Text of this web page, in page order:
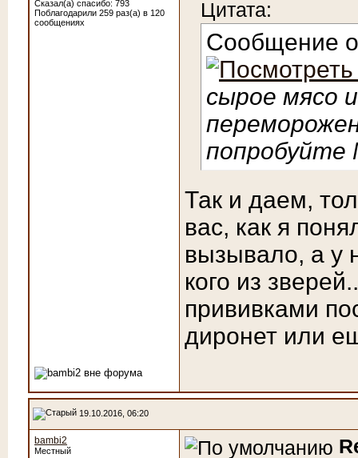
Сказал(а) спасибо: 793
Поблагодарили 259 раз(а) в 120
сообщениях
Цитата:
Сообщение
сырое мясо
попробуйте
Так и даем,
вас, как я
вызывало, а у
кого из
прививками
диронет или
19.10.2016, 06:20
bambi2
Местный